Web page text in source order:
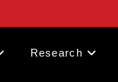
Research